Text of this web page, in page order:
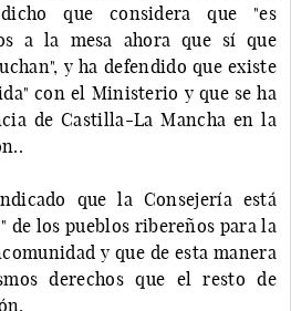
que considera que "es
a la mesa ahora que sí que
y ha defendido que existe
con el Ministerio y que se ha
de Castilla-La Mancha en la
que la Consejería está
de los pueblos ribereños para la
y que de esta manera
derechos que el resto de